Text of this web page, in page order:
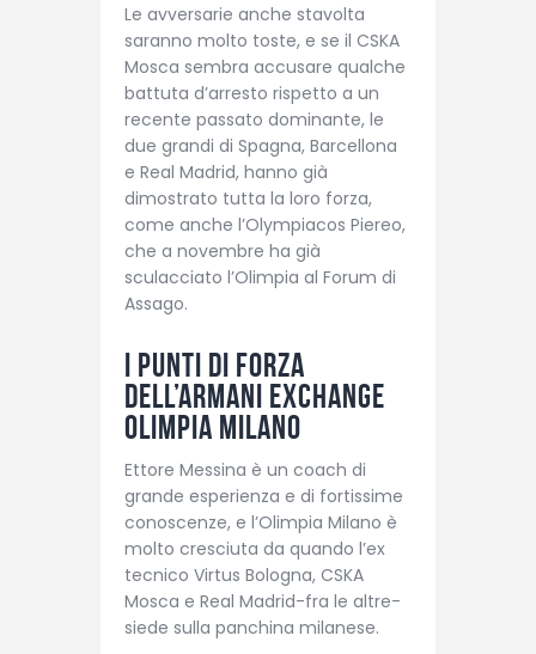
Le avversarie anche stavolta
saranno molto toste, e se il CSKA
Mosca sembra accusare qualche
battuta d’arresto rispetto a un
recente passato dominante, le
due grandi di Spagna, Barcellona
e Real Madrid, hanno già
dimostrato tutta la loro forza,
come anche l’Olympiacos Piereo,
che a novembre ha già
sculacciato l’Olimpia al Forum di
Assago.
I punti di forza
dell’Armani Exchange
Olimpia Milano
Ettore Messina è un coach di
grande esperienza e di fortissime
conoscenze, e l’Olimpia Milano è
molto cresciuta da quando l’ex
tecnico Virtus Bologna, CSKA
Mosca e Real Madrid-fra le altre-
siede sulla panchina milanese.